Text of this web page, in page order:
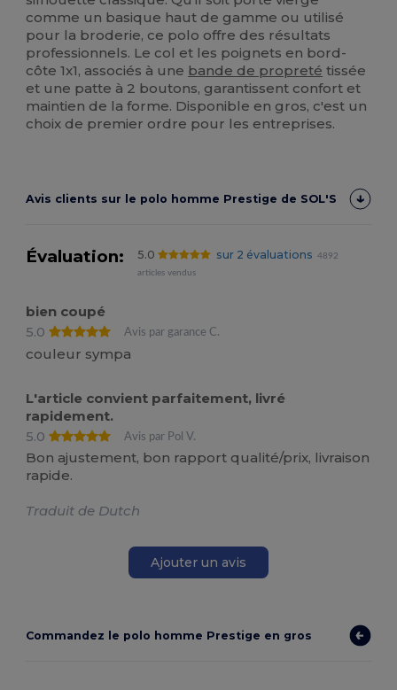
comme un basique haut de gamme ou utilisé
pour la broderie, ce polo offre des résultats
professionnels. Le col et les poignets en bord-
côte 1x1, associés à une bande de propreté tissée
et une patte à 2 boutons, garantissent confort et
maintien de la forme. Disponible en gros, c'est un
choix de premier ordre pour les entreprises.
Avis clients sur le polo homme Prestige de SOL'S
Évaluation: 5.0 sur 2 évaluations
4892
articles vendus
bien coupé
5.0
Avis par garance C.
couleur sympa
L'article convient parfaitement, livré
rapidement.
5.0
Avis par Pol V.
Bon ajustement, bon rapport qualité/prix, livraison
rapide.
Traduit de Dutch
Ajouter un avis
Commandez le polo homme Prestige en gros